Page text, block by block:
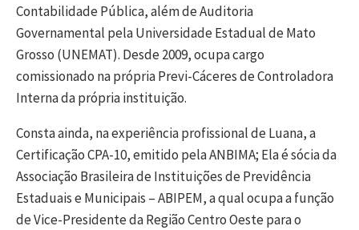
Contabilidade Pública, além de Auditoria
Governamental pela Universidade Estadual de Mato
Grosso (UNEMAT). Desde 2009, ocupa cargo
comissionado na própria Previ-Cáceres de Controladora
Interna da própria instituição.
Consta ainda, na experiência profissional de Luana, a
Certificação CPA-10, emitido pela ANBIMA; Ela é sócia da
Associação Brasileira de Instituições de Previdência
Estaduais e Municipais – ABIPEM, a qual ocupa a função
de Vice-Presidente da Região Centro Oeste para o